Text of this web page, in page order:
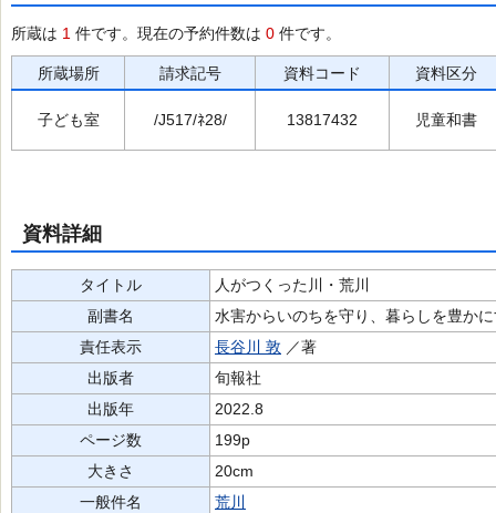
所蔵は 1 件です。現在の予約件数は 0 件です。
所蔵場所 請求記号 資料コード 資料区分
子ども室 /J517/ﾈ28/ 13817432 児童和書
資料詳細
タイトル
人がつくった川・荒川
副書名
水害からいのちを守り、暮らしを豊か
責任表示
長谷川 敦 ／著
出版者
旬報社
出版年
2022.8
ページ数
199p
大きさ
20cm
一般件名
荒川